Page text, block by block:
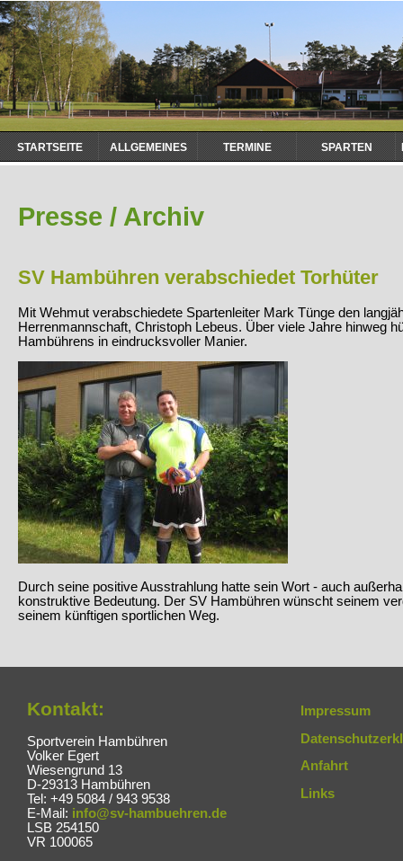
Navigation
überspringen
STARTSEITE ALLGEMEINES TERMINE SPARTEN
Presse / Archiv
SV Hambühren verabschiedet Torhüter
Mit Wehmut verabschiedete Spartenleiter Mark Tünge den
Herrenmannschaft, Christoph Lebeus. Über viele Jahre hinweg
Hambührens in eindrucksvoller Manier.
Durch seine positive Ausstrahlung hatte sein Wort - auch
konstruktive Bedeutung. Der SV Hambühren wünscht seinem
seinem künftigen sportlichen Weg.
Kontakt:
Sportverein Hambühren
Volker Egert
Wiesengrund 13
D-29313 Hambühren
Tel: +49 5084 / 943 9538
E-Mail: info@sv-hambuehren.de
LSB 254150
VR 100065
Impressum
Anfahrt
Links